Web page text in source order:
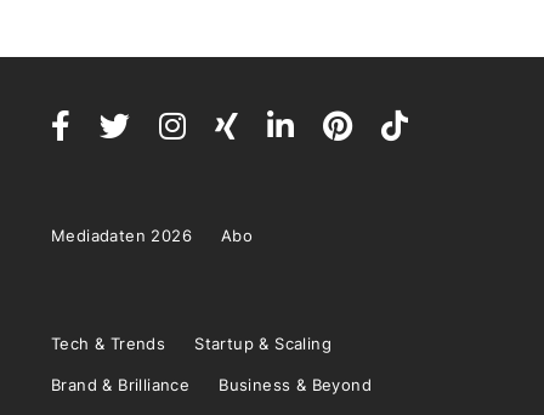
Mediadaten 2026 Abo
Tech & Trends Startup & Scaling
Brand & Brilliance Business & Beyond